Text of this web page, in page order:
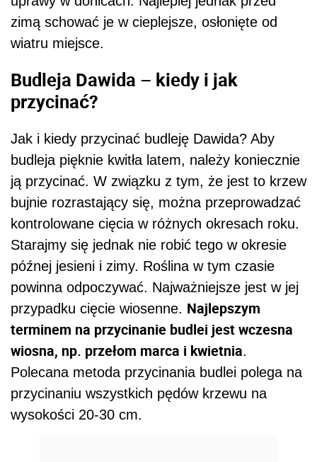
zimą schować je w cieplejsze, osłonięte od
wiatru miejsce.
Budleja Dawida – kiedy i jak
przycinać?
Jak i kiedy przycinać budleję Dawida? Aby
budleja pięknie kwitła latem, należy koniecznie
ją przycinać. W związku z tym, że jest to krzew
bujnie rozrastający się, można przeprowadzać
kontrolowane cięcia w różnych okresach roku.
Starajmy się jednak nie robić tego w okresie
późnej jesieni i zimy. Roślina w tym czasie
powinna odpoczywać. Najważniejsze jest w jej
przypadku cięcie wiosenne. Najlepszym
terminem na przycinanie budlei jest wczesna
wiosna, np. przełom marca i kwietnia.
Polecana metoda przycinania budlei polega na
przycinaniu wszystkich pędów krzewu na
wysokości 20-30 cm.